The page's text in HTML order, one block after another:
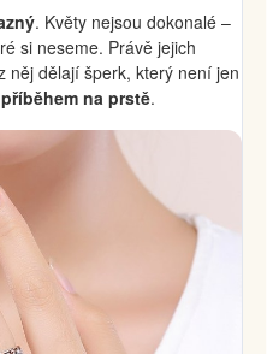
. Květy nejsou dokonalé –
si neseme. Právě jejich
něj dělají šperk, který není jen
na prstě.